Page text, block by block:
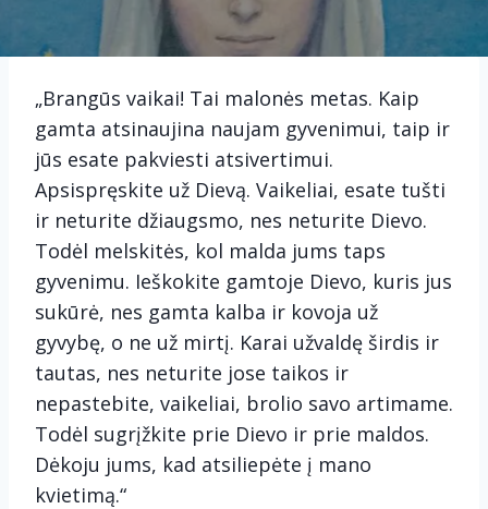
„Brangūs vaikai! Tai malonės metas. Kaip
gamta atsinaujina naujam gyvenimui, taip ir
jūs esate pakviesti atsivertimui.
Apsispręskite už Dievą. Vaikeliai, esate tušti
ir neturite džiaugsmo, nes neturite Dievo.
Todėl melskitės, kol malda jums taps
gyvenimu. Ieškokite gamtoje Dievo, kuris jus
sukūrė, nes gamta kalba ir kovoja už
gyvybę, o ne už mirtį. Karai užvaldę širdis ir
tautas, nes neturite jose taikos ir
nepastebite, vaikeliai, brolio savo artimame.
Todėl sugrįžkite prie Dievo ir prie maldos.
Dėkoju jums, kad atsiliepėte į mano
kvietimą.“